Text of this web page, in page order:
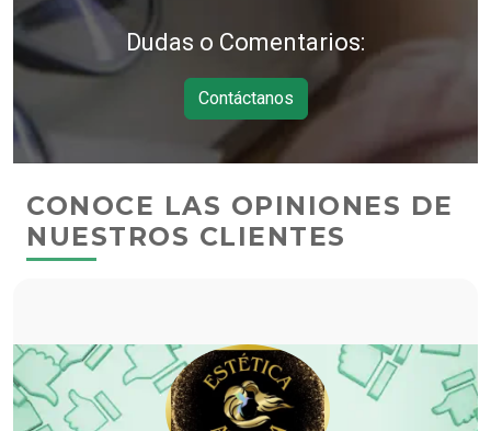
Dudas o Comentarios:
Contáctanos
CONOCE LAS OPINIONES DE
NUESTROS CLIENTES